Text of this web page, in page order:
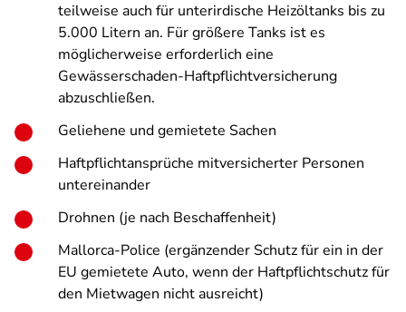
teilweise auch für unterirdische Heizöltanks bis zu
5.000 Litern an. Für größere Tanks ist es
möglicherweise erforderlich eine
Gewässerschaden-Haftpflichtversicherung
abzuschließen.
Geliehene und gemietete Sachen
Haftpflichtansprüche mitversicherter Personen
untereinander
Drohnen (je nach Beschaffenheit)
Mallorca-Police (ergänzender Schutz für ein in der
EU gemietete Auto, wenn der Haftpflichtschutz für
den Mietwagen nicht ausreicht)